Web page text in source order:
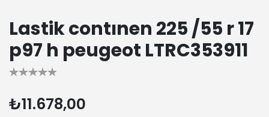
Lastik contınen 225 /55 r 17
p97 h peugeot LTRC353911
₺11.678,00